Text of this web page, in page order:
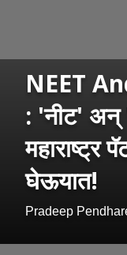
NEET
: 'नीट' अन्
महाराष्ट्र
घेऊयात!
Pradeep